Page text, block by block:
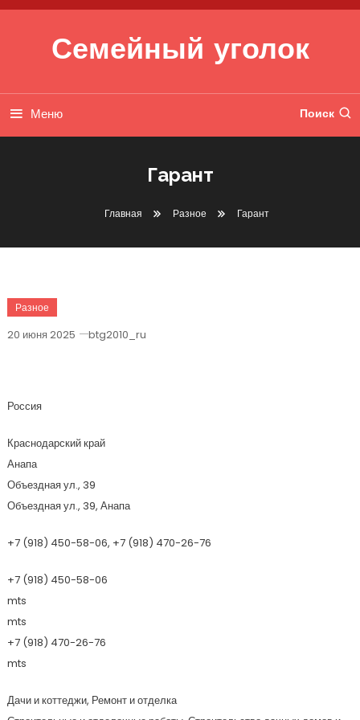
Перейти к содержимому
Семейный уголок
Меню Поиск
Гарант
Главная Разное Гарант
Разное
20 июня 2025 btg2010_ru
Россия
Краснодарский край
Анапа
Объездная ул., 39
Объездная ул., 39, Анапа
+7 (918) 450-58-06, +7 (918) 470-26-76
+7 (918) 450-58-06
mts
mts
+7 (918) 470-26-76
mts
Дачи и коттеджи, Ремонт и отделка